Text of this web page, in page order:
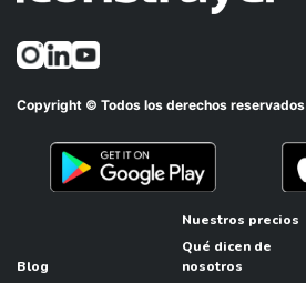
Copyright © Todos los derechos reservados
Blog
Nuestros precios
Qué dicen de
nosotros